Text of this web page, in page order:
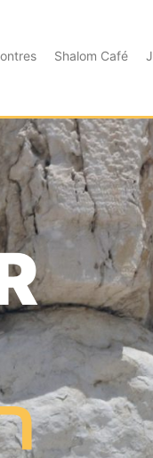
Shalom Café